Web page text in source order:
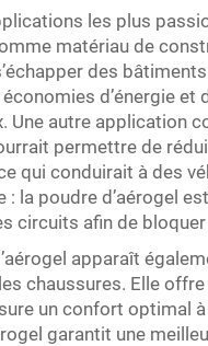
les plus
matériau de
des
d’énergie
Une autre application
permettre de
qui conduirait à des
: la poudre d’aérogel
circuits afin de
apparaît
chaussures. Elle
un confort optimal à
garantit une